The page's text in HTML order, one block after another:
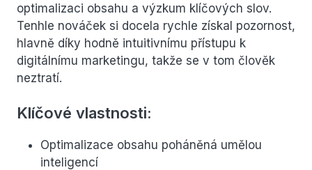
optimalizaci obsahu a výzkum klíčových slov.
Tenhle nováček si docela rychle získal pozornost,
hlavně díky hodně intuitivnímu přístupu k
digitálnímu marketingu, takže se v tom člověk
neztratí.
Klíčové vlastnosti:
Optimalizace obsahu poháněná umělou
inteligencí